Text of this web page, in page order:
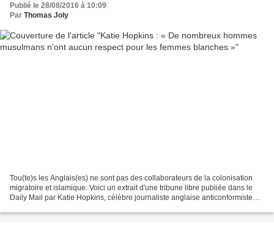
Publié le 28/08/2016 à 10:09
Par Thomas Joly
Tou(te)s les Anglais(es) ne sont pas des collaborateurs de la colonisation
migratoire et islamique. Voici un extrait d'une tribune libre publiée dans le
Daily Mail par Katie Hopkins, célèbre journaliste anglaise anticonformiste